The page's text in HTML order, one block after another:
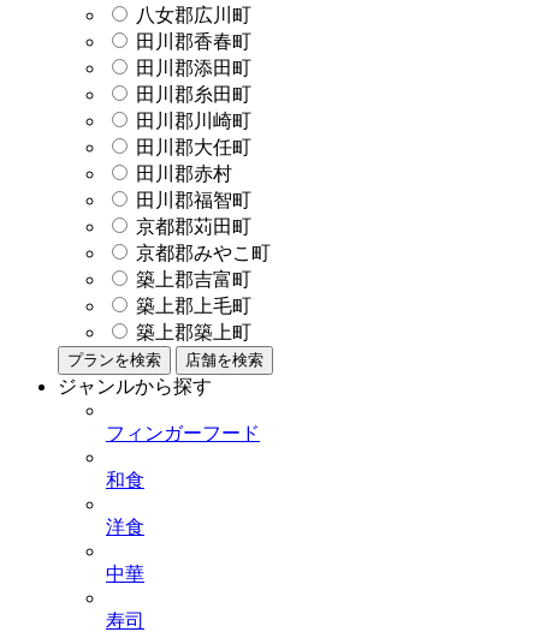
八女郡広川町
田川郡香春町
田川郡添田町
田川郡糸田町
田川郡川崎町
田川郡大任町
田川郡赤村
田川郡福智町
京都郡苅田町
京都郡みやこ町
築上郡吉富町
築上郡上毛町
築上郡築上町
プランを検索 店舗を検索
ジャンルから探す
フィンガーフード
和食
洋食
中華
寿司